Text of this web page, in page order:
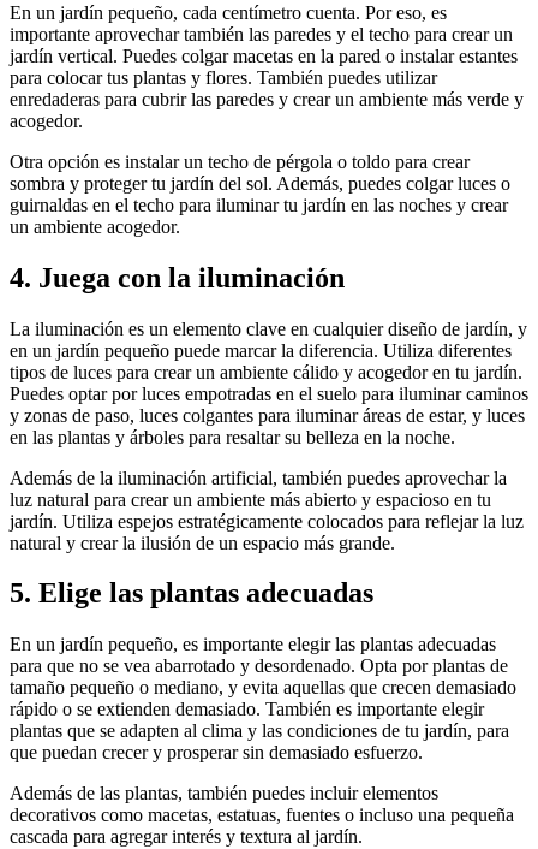
En un jardín pequeño, cada centímetro cuenta. Por eso, es
importante aprovechar también las paredes y el techo para crear un
jardín vertical. Puedes colgar macetas en la pared o instalar estantes
para colocar tus plantas y flores. También puedes utilizar
enredaderas para cubrir las paredes y crear un ambiente más verde y
acogedor.
Otra opción es instalar un techo de pérgola o toldo para crear
sombra y proteger tu jardín del sol. Además, puedes colgar luces o
guirnaldas en el techo para iluminar tu jardín en las noches y crear
un ambiente acogedor.
4. Juega con la iluminación
La iluminación es un elemento clave en cualquier diseño de jardín, y
en un jardín pequeño puede marcar la diferencia. Utiliza diferentes
tipos de luces para crear un ambiente cálido y acogedor en tu jardín.
Puedes optar por luces empotradas en el suelo para iluminar caminos
y zonas de paso, luces colgantes para iluminar áreas de estar, y luces
en las plantas y árboles para resaltar su belleza en la noche.
Además de la iluminación artificial, también puedes aprovechar la
luz natural para crear un ambiente más abierto y espacioso en tu
jardín. Utiliza espejos estratégicamente colocados para reflejar la luz
natural y crear la ilusión de un espacio más grande.
5. Elige las plantas adecuadas
En un jardín pequeño, es importante elegir las plantas adecuadas
para que no se vea abarrotado y desordenado. Opta por plantas de
tamaño pequeño o mediano, y evita aquellas que crecen demasiado
rápido o se extienden demasiado. También es importante elegir
plantas que se adapten al clima y las condiciones de tu jardín, para
que puedan crecer y prosperar sin demasiado esfuerzo.
Además de las plantas, también puedes incluir elementos
decorativos como macetas, estatuas, fuentes o incluso una pequeña
cascada para agregar interés y textura al jardín.